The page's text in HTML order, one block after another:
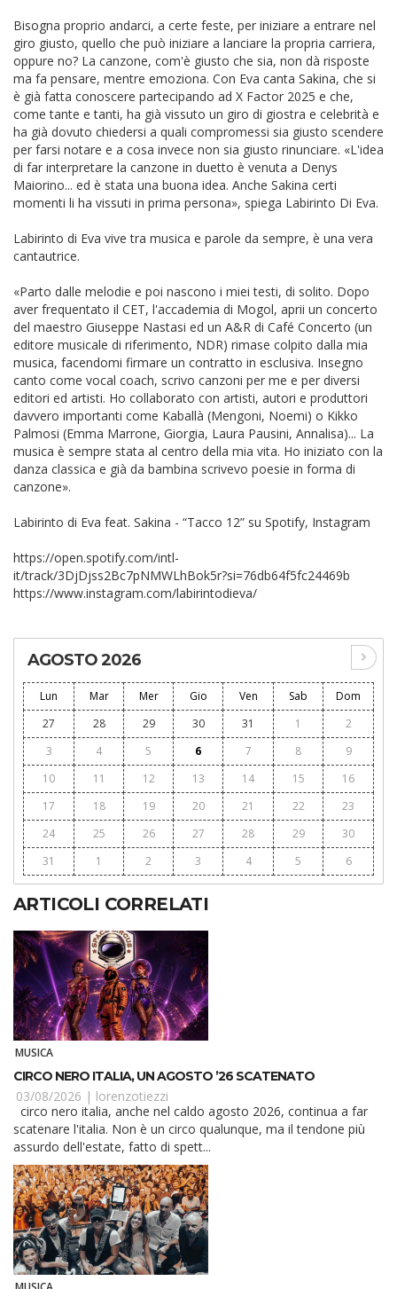
Bisogna proprio andarci, a certe feste, per iniziare a entrare nel
giro giusto, quello che può iniziare a lanciare la propria carriera,
oppure no? La canzone, com'è giusto che sia, non dà risposte
ma fa pensare, mentre emoziona. Con Eva canta Sakina, che si
è già fatta conoscere partecipando ad X Factor 2025 e che,
come tante e tanti, ha già vissuto un giro di giostra e celebrità e
ha già dovuto chiedersi a quali compromessi sia giusto scendere
per farsi notare e a cosa invece non sia giusto rinunciare. «L'idea
di far interpretare la canzone in duetto è venuta a Denys
Maiorino... ed è stata una buona idea. Anche Sakina certi
momenti li ha vissuti in prima persona», spiega Labirinto Di Eva.
Labirinto di Eva vive tra musica e parole da sempre, è una vera
cantautrice.
«Parto dalle melodie e poi nascono i miei testi, di solito. Dopo
aver frequentato il CET, l'accademia di Mogol, aprii un concerto
del maestro Giuseppe Nastasi ed un A&R di Café Concerto (un
editore musicale di riferimento, NDR) rimase colpito dalla mia
musica, facendomi firmare un contratto in esclusiva. Insegno
canto come vocal coach, scrivo canzoni per me e per diversi
editori ed artisti. Ho collaborato con artisti, autori e produttori
davvero importanti come Kaballà (Mengoni, Noemi) o Kikko
Palmosi (Emma Marrone, Giorgia, Laura Pausini, Annalisa)... La
musica è sempre stata al centro della mia vita. Ho iniziato con la
danza classica e già da bambina scrivevo poesie in forma di
canzone».
Labirinto di Eva feat. Sakina - “Tacco 12” su Spotify, Instagram
https://open.spotify.com/intl-
it/track/3DjDjss2Bc7pNMWLhBok5r?si=76db64f5fc24469b
https://www.instagram.com/labirintodieva/
AGOSTO 2026
Lun Mar Mer Gio Ven Sab
Dom
27
28 29 30 31 1
2
3
4 5 6 7 8
9
10
11 12 13 14 15
16
17
18 19 20 21 22
23
24
25 26 27 28 29
30
31
1 2 3 4 5 6
ARTICOLI CORRELATI
MUSICA
CIRCO NERO ITALIA, UN AGOSTO ’26 SCATENATO
03/08/2026 | lorenzotiezzi
scatenare l'italia. Non è un circo qualunque, ma il tendone più
assurdo dell'estate, fatto di spett...